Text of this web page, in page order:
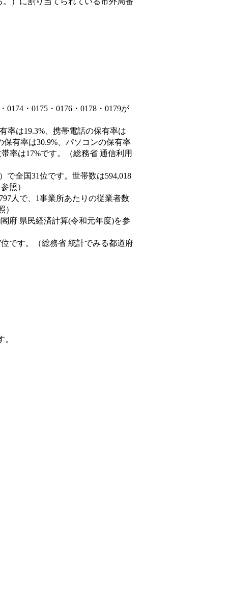
・0175・0176・0178・0179が
率は19.3%、携帯電話の保有率は
有率は30.9%、パソコンの保有率
率は17%です。（総務省 通信利用
で全国31位です。世帯数は594,018
照）
人で、1事業所あたりの従業者数
）
府 県民経済計算(令和元年度)を参
です。（総務省 統計でみる都道府